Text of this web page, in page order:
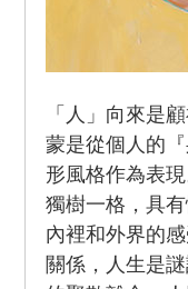
「人」向來是
蒙是從個人的
形風格作為表
獨樹一格，具
內裡和外界的
關係，人生是